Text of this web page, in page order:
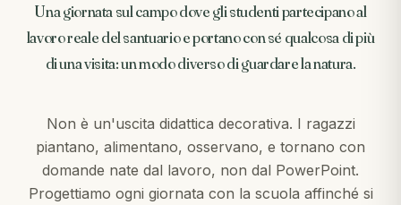
Una giornata sul campo dove gli studenti partecipano al
lavoro reale del santuario e portano con sé qualcosa di più
di una visita: un modo diverso di guardare la natura.
Non è un'uscita didattica decorativa. I ragazzi
piantano, alimentano, osservano, e tornano con
domande nate dal lavoro, non dal PowerPoint.
Progettiamo ogni giornata con la scuola affinché si